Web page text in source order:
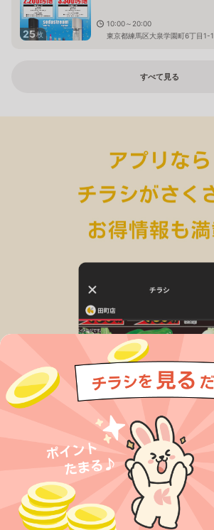
25枚
10:00～20:00
東京都練馬区大泉学園町6丁目1-1
すべて見る